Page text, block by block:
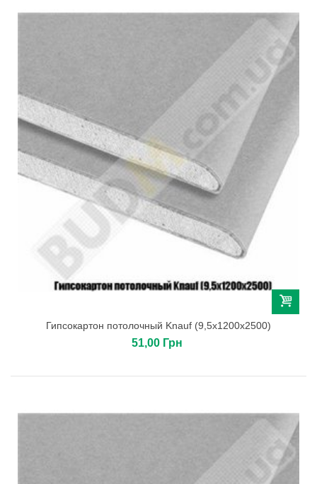
Гипсокартон потолочный Knauf (9,5х1200х2500)
51,00 Грн